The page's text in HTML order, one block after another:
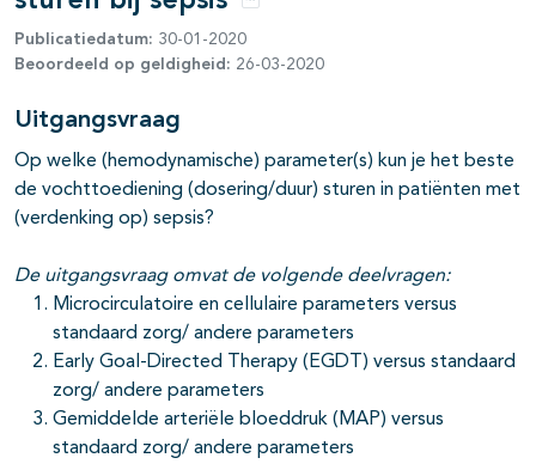
open- en dichtklappen
open- en dichtklappen
Opties
Publicatiedatum: 30-01-2020
Beoordeeld op geldigheid: 26-03-2020
Uitgangsvraag
Op welke (hemodynamische) parameter(s) kun je het beste
de vochttoediening (dosering/duur) sturen in patiënten met
(verdenking op) sepsis?
De uitgangsvraag omvat de volgende deelvragen:
Microcirculatoire en cellulaire parameters versus
standaard zorg/ andere parameters
Early Goal-Directed Therapy (EGDT) versus standaard
zorg/ andere parameters
Gemiddelde arteriële bloeddruk (MAP) versus
standaard zorg/ andere parameters